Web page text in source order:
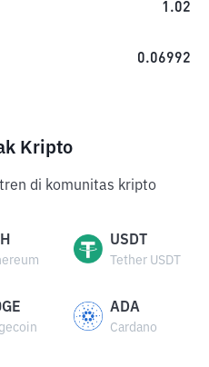
1.02
0.06992
Kripto
di komunitas kripto
USDT
Tether USDT
ADA
Cardano